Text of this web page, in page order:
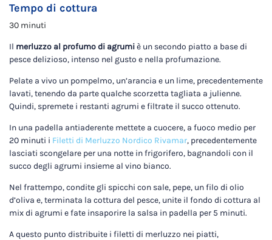
Tempo di cottura
30 minuti
Il merluzzo al profumo di agrumiè un secondo piatto a base di
pesce delizioso, intenso nel gusto e nella profumazione.
Pelate a vivo un pompelmo, un’arancia e un lime, precedentemente
lavati, tenendo da parte qualche scorzetta tagliata a julienne.
Quindi, spremete i restanti agrumi e filtrate il succo ottenuto.
In una padella antiaderente mettete a cuocere, a fuoco medio per
20 minuti i Filetti di Merluzzo Nordico Rivamar, precedentemente
lasciati scongelare per una notte in frigorifero, bagnandoli con il
succo degli agrumi insieme al vino bianco.
Nel frattempo, condite gli spicchi con sale, pepe, un filo di olio
d’oliva e, terminata la cottura del pesce, unite il fondo di cottura al
mix di agrumi e fate insaporire la salsa in padella per 5 minuti.
A questo punto distribuite i filetti di merluzzo nei piatti,